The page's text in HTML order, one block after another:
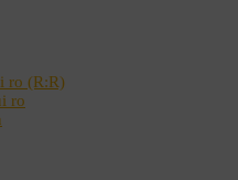
ro (R:R)
ro